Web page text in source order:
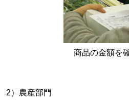
商品の金額を
2）農産部門